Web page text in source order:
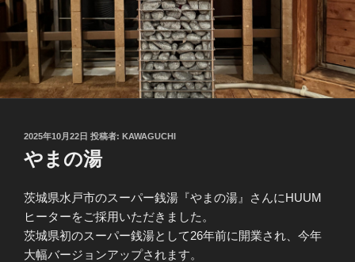
投
稿
日:
2025年10月22日 投稿者: KAWAGUCHI
やまの湯
茨城県水戸市のスーパー銭湯『やまの湯』さんにHUUM
ヒーターをご採用いただきました。
茨城県初のスーパー銭湯として26年前に開業され、今年
大幅バージョンアップされます。